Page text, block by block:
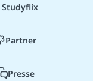
Studyflix
Partner
Presse